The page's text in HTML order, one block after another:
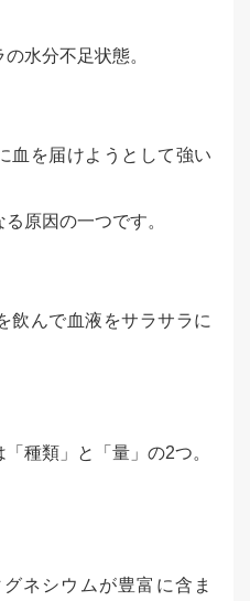
水分不足状態。
血を届けようとして強い
原因の一つです。
飲んで血液をサラサラに
種類」と「量」の2つ。
ネシウムが豊富に含ま